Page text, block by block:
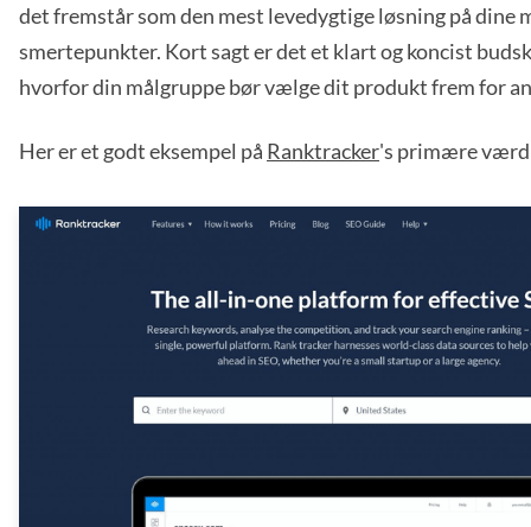
det fremstår som den mest levedygtige løsning på dine
smertepunkter. Kort sagt er det et klart og koncist
hvorfor din målgruppe bør vælge dit produkt frem for
Her er et godt eksempel på Ranktracker's primære